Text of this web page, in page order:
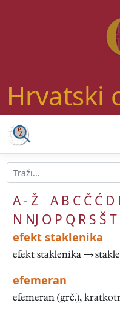
Hrvatski
A - Ž A B C Č Ć D
N NJ O P Q R S Š T
efekt staklenika
efekt staklenika →
efemeran
efemeran (grč.),